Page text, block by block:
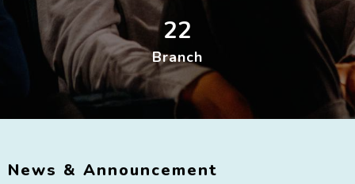
22
Branch
News & Announcement